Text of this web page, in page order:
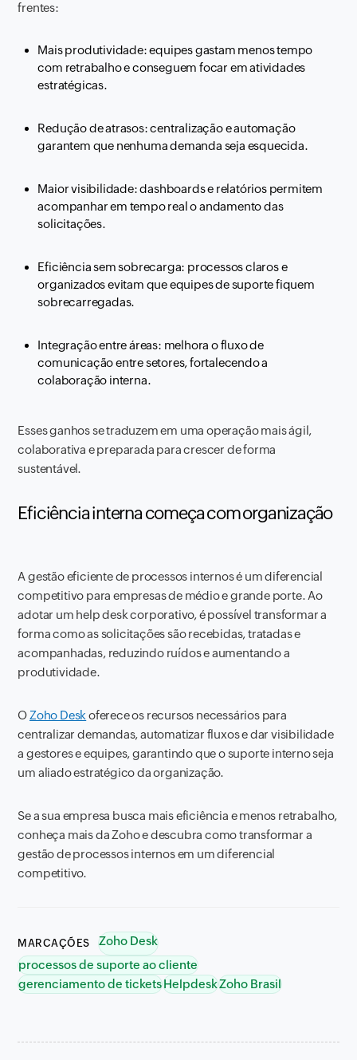
frentes:
Mais produtividade: equipes gastam menos tempo
com retrabalho e conseguem focar em atividades
estratégicas.
Redução de atrasos: centralização e automação
garantem que nenhuma demanda seja esquecida.
Maior visibilidade: dashboards e relatórios permitem
acompanhar em tempo real o andamento das
solicitações.
Eficiência sem sobrecarga: processos claros e
organizados evitam que equipes de suporte fiquem
sobrecarregadas.
Integração entre áreas: melhora o fluxo de
comunicação entre setores, fortalecendo a
colaboração interna.
Esses ganhos se traduzem em uma operação mais ágil,
colaborativa e preparada para crescer de forma
sustentável.
Eficiência interna começa com organização
A gestão eficiente de processos internos é um diferencial
competitivo para empresas de médio e grande porte. Ao
adotar um help desk corporativo, é possível transformar a
forma como as solicitações são recebidas, tratadas e
acompanhadas, reduzindo ruídos e aumentando a
produtividade.
O Zoho Desk oferece os recursos necessários para
centralizar demandas, automatizar fluxos e dar visibilidade
a gestores e equipes, garantindo que o suporte interno seja
um aliado estratégico da organização.
Se a sua empresa busca mais eficiência e menos retrabalho,
conheça mais da Zoho e descubra como transformar a
gestão de processos internos em um diferencial
competitivo.
MARCAÇÕES
Zoho Desk
processos de suporte ao cliente
gerenciamento de ticketsHelpdeskZoho Brasil